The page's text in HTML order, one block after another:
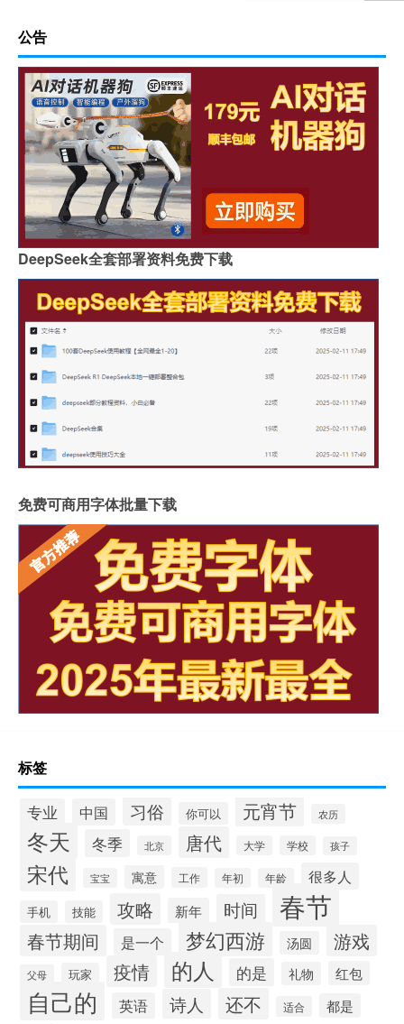
公告
DeepSeek全套部署资料免费下载
免费可商用字体批量下载
标签
专业 中国 习俗 你可以 元宵节 农历
冬天 冬季 北京 唐代 大学 学校 孩子
宋代 宝宝 寓意 工作 年初 年龄 很多人
手机 技能 攻略 新年 时间 春节
春节期间 是一个 梦幻西游 汤圆 游戏
父母 玩家 疫情 的人 的是 礼物 红包
自己的 英语 诗人 还不 适合 都是